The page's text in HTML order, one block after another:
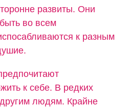
развиты. Они
во всем
к разным
к себе. В редких
людям. Крайне